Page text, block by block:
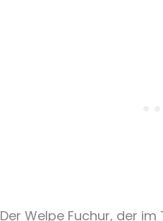
Der Welpe Fuchur, der im